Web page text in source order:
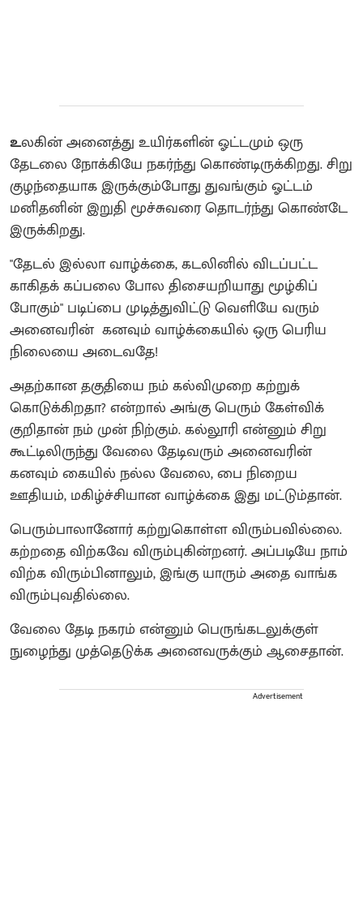
உலகின் அனைத்து உயிர்களின் ஓட்டமும் ஒரு
தேடலை நோக்கியே நகர்ந்து கொண்டிருக்கிறது. சிறு
குழந்தையாக இருக்கும்போது துவங்கும் ஓட்டம்
மனிதனின் இறுதி மூச்சுவரை தொடர்ந்து கொண்டே
இருக்கிறது.
"தேடல் இல்லா வாழ்க்கை, கடலினில் விடப்பட்ட
காகிதக் கப்பலை போல திசையறியாது மூழ்கிப்
போகும்" படிப்பை முடித்துவிட்டு வெளியே வரும்
அனைவரின் கனவும் வாழ்க்கையில் ஒரு பெரிய
நிலையை அடைவதே!
அதற்கான தகுதியை நம் கல்விமுறை கற்றுக்
கொடுக்கிறதா? என்றால் அங்கு பெரும் கேள்விக்
குறிதான் நம் முன் நிற்கும். கல்லூரி என்னும் சிறு
கூட்டிலிருந்து வேலை தேடிவரும் அனைவரின்
கனவும் கையில் நல்ல வேலை, பை நிறைய
ஊதியம், மகிழ்ச்சியான வாழ்க்கை இது மட்டும்தான்.
பெரும்பாலானோர் கற்றுகொள்ள விரும்பவில்லை.
கற்றதை விற்கவே விரும்புகின்றனர். அப்படியே நாம்
விற்க விரும்பினாலும், இங்கு யாரும் அதை வாங்க
விரும்புவதில்லை.
வேலை தேடி நகரம் என்னும் பெருங்கடலுக்குள்
நுழைந்து முத்தெடுக்க அனைவருக்கும் ஆசைதான்.
Advertisement